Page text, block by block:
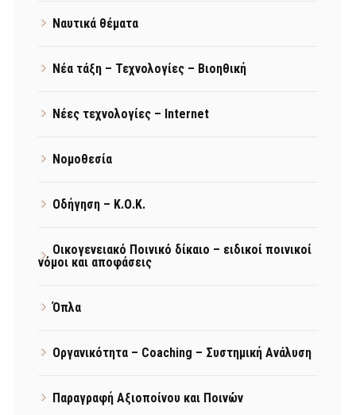
Ναυτικά θέματα
Νέα τάξη – Τεχνολογίες – Βιοηθική
Νέες τεχνολογίες – Internet
Νομοθεσία
Οδήγηση – Κ.Ο.Κ.
Οικογενειακό Ποινικό δίκαιο – ειδικοί ποινικοί
νόμοι και αποφάσεις
Όπλα
Οργανικότητα – Coaching – Συστημική Ανάλυση
Παραγραφή Αξιοποίνου και Ποινών